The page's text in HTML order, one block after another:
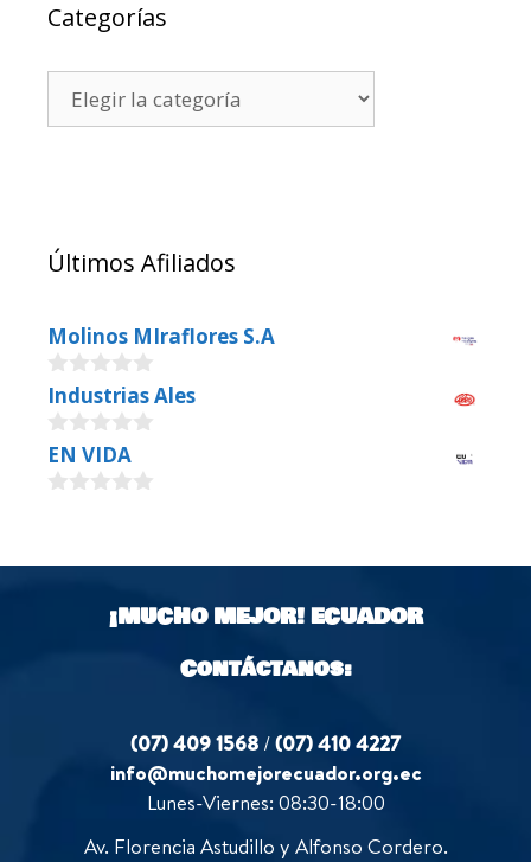
Categorías
Últimos Afiliados
Molinos MIraflores S.A
0
o
u
t
o
f
Industrias Ales
0
o
u
5
EN VIDA
t
¡MUCHO MEJOR!ECUADOR
Contáctanos:
(07) 409 1568 /(07) 410 4227
info@muchomejorecuador.org.ec
Lunes-Viernes: 08:30-18:00
Av. Florencia Astudillo y Alfonso Cordero.